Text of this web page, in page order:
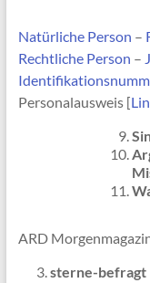
Natürliche Person –
Rechtliche Person –
Personalausweis [
ARD
sterne-befragt